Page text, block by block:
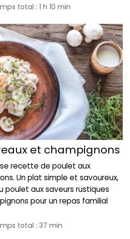
total : 1 h 10 min
et champignons
recette de poulet aux
Un plat simple et savoureux,
aux saveurs rustiques
pour un repas familial
total : 37 min